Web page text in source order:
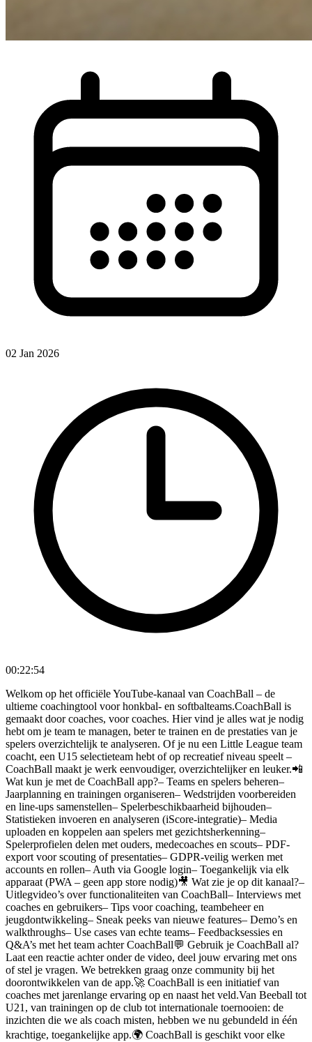
02 Jan 2026
00:22:54
Welkom op het officiële YouTube-kanaal van CoachBall – de
ultieme coachingtool voor honkbal- en softbalteams.CoachBall is
gemaakt door coaches, voor coaches. Hier vind je alles wat je nodig
hebt om je team te managen, beter te trainen en de prestaties van je
spelers overzichtelijk te analyseren. Of je nu een Little League team
coacht, een U15 selectieteam hebt of op recreatief niveau speelt –
CoachBall maakt je werk eenvoudiger, overzichtelijker en leuker.📲
Wat kun je met de CoachBall app?– Teams en spelers beheren–
Jaarplanning en trainingen organiseren– Wedstrijden voorbereiden
en line-ups samenstellen– Spelerbeschikbaarheid bijhouden–
Statistieken invoeren en analyseren (iScore-integratie)– Media
uploaden en koppelen aan spelers met gezichtsherkenning–
Spelerprofielen delen met ouders, medecoaches en scouts– PDF-
export voor scouting of presentaties– GDPR-veilig werken met
accounts en rollen– Auth via Google login– Toegankelijk via elk
apparaat (PWA – geen app store nodig)🎥 Wat zie je op dit kanaal?–
Uitlegvideo’s over functionaliteiten van CoachBall– Interviews met
coaches en gebruikers– Tips voor coaching, teambeheer en
jeugdontwikkeling– Sneak peeks van nieuwe features– Demo’s en
walkthroughs– Use cases van echte teams– Feedbacksessies en
Q&A’s met het team achter CoachBall💬 Gebruik je CoachBall al?
Laat een reactie achter onder de video, deel jouw ervaring met ons
of stel je vragen. We betrekken graag onze community bij het
doorontwikkelen van de app.🚀 CoachBall is een initiatief van
coaches met jarenlange ervaring op en naast het veld.Van Beeball tot
U21, van trainingen op de club tot internationale toernooien: de
inzichten die we als coach misten, hebben we nu gebundeld in één
krachtige, toegankelijke app.🌍 CoachBall is geschikt voor elke